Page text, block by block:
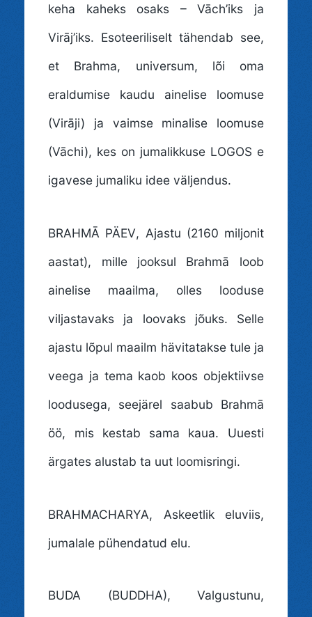
keha kaheks osaks – Vāch’iks ja
Virāj’iks. Esoteeriliselt tähendab see,
et Brahma, universum, lõi oma
eraldumise kaudu ainelise loomuse
(Virāji) ja vaimse minalise loomuse
(Vāchi), kes on jumalikkuse LOGOS e
igavese jumaliku idee väljendus.
BRAHMĀ PÄEV, Ajastu (2160 miljonit
aastat), mille jooksul Brahmā loob
ainelise maailma, olles looduse
viljastavaks ja loovaks jõuks. Selle
ajastu lõpul maailm hävitatakse tule ja
veega ja tema kaob koos objektiivse
loodusega, seejärel saabub Brahmā
öö, mis kestab sama kaua. Uuesti
ärgates alustab ta uut loomisringi.
BRAHMACHARYA, Askeetlik eluviis,
jumalale pühendatud elu.
BUDA (BUDDHA), Valgustunu,